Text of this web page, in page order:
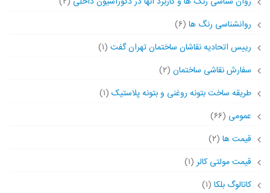
روانشناسی رنگ ها (۶)
رییس اتحادیه نقاشان ساختمان تهران گفت (۱)
سفارش نقاشی ساختمان (۲)
طریقه ساخت بتونه روغنی و بتونه پلاستیک (۱)
عمومی (۶۶)
قیمت ها (۲)
قیمت مولتی کالر (۱)
کاتالوگ بلکا (۱)